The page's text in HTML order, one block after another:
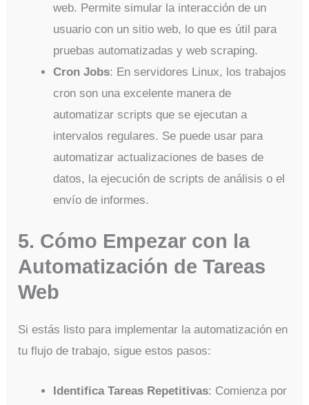
web. Permite simular la interacción de un
usuario con un sitio web, lo que es útil para
pruebas automatizadas y web scraping.
Cron Jobs: En servidores Linux, los trabajos
cron son una excelente manera de
automatizar scripts que se ejecutan a
intervalos regulares. Se puede usar para
automatizar actualizaciones de bases de
datos, la ejecución de scripts de análisis o el
envío de informes.
5. Cómo Empezar con la
Automatización de Tareas
Web
Si estás listo para implementar la automatización en
tu flujo de trabajo, sigue estos pasos:
Identifica Tareas Repetitivas: Comienza por